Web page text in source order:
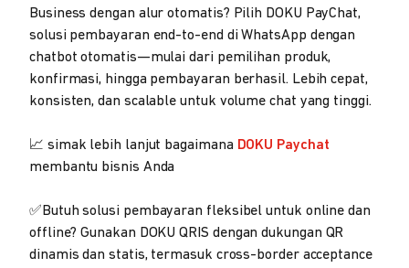
Business dengan alur otomatis? Pilih DOKU PayChat,
solusi pembayaran end-to-end di WhatsApp dengan
chatbot otomatis—mulai dari pemilihan produk,
konfirmasi, hingga pembayaran berhasil. Lebih cepat,
konsisten, dan scalable untuk volume chat yang tinggi.
📈 simak lebih lanjut bagaimana DOKU Paychat
membantu bisnis Anda
✅Butuh solusi pembayaran fleksibel untuk online dan
offline? Gunakan DOKU QRIS dengan dukungan QR
dinamis dan statis, termasuk cross-border acceptance